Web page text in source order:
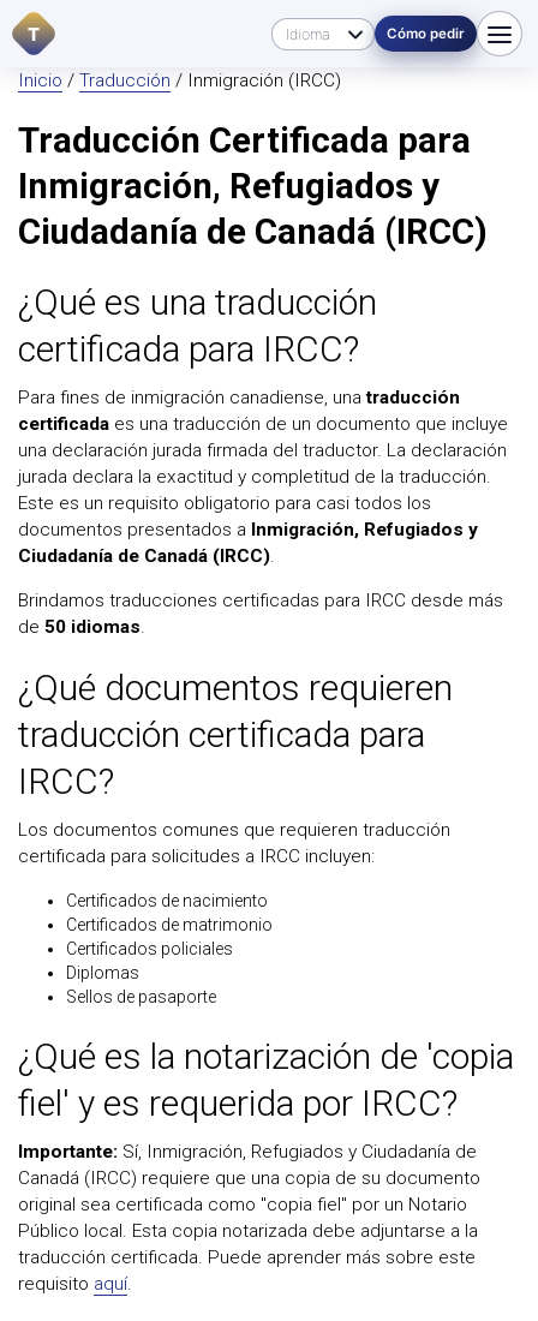
T Cómo pedir
Inicio / Traducción / Inmigración (IRCC)
Traducción Certificada para
Inmigración, Refugiados y
Ciudadanía de Canadá (IRCC)
¿Qué es una traducción
certificada para IRCC?
Para fines de inmigración canadiense, unatraducción
certificada es una traducción de un documento que incluye
una declaración jurada firmada del traductor. La declaración
jurada declara la exactitud y completitud de la traducción.
Este es un requisito obligatorio para casi todos los
documentos presentados a Inmigración, Refugiados y
Ciudadanía de Canadá (IRCC).
Brindamos traducciones certificadas para IRCC desde más
de 50 idiomas.
¿Qué documentos requieren
traducción certificada para
IRCC?
Los documentos comunes que requieren traducción
certificada para solicitudes a IRCC incluyen:
Certificados de nacimiento
Certificados de matrimonio
Certificados policiales
Diplomas
Sellos de pasaporte
¿Qué es la notarización de 'copia
fiel' y es requerida por IRCC?
Importante: Sí, Inmigración, Refugiados y Ciudadanía de
Canadá (IRCC) requiere que una copia de su documento
original sea certificada como "copia fiel" por un Notario
Público local. Esta copia notarizada debe adjuntarse a la
traducción certificada. Puede aprender más sobre este
requisito aquí.